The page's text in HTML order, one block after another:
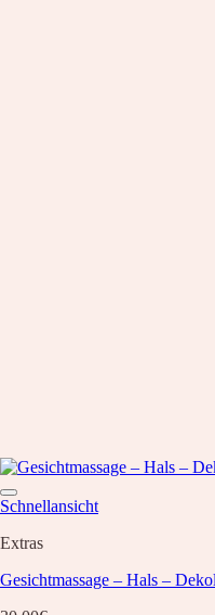
Schnellansicht
Extras
Gesichtmassage – Hals –